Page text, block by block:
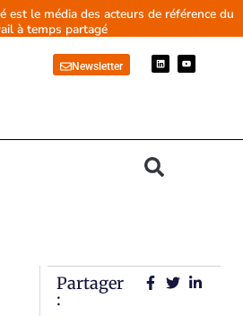
est le média des acteurs de référence du
à temps partagé
Newsletter
L
i
n
Y
o
u
Partager
: